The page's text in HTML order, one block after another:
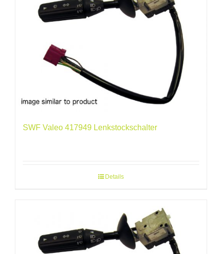
SWF Valeo 417949 Lenkstockschalter
Details